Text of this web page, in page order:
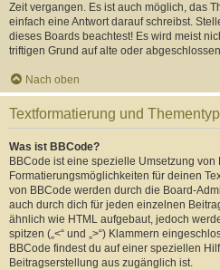
Zeit vergangen. Es ist auch möglich, das
einfach eine Antwort darauf schreibst.
dieses Boards beachtest! Es wird meist
triftigen Grund auf alte oder
Nach oben
Textformatierung und
Was ist BBCode?
BBCode ist eine spezielle Umsetzung
Formatierungsmöglichkeiten für deinen
von BBCode werden durch die Board-
auch durch dich für jeden einzelnen
ähnlich wie HTML aufgebaut, jedoch
spitzen („<“ und „>“) Klammern
BBCode findest du auf einer speziellen
Beitragserstellung aus zugänglich ist.